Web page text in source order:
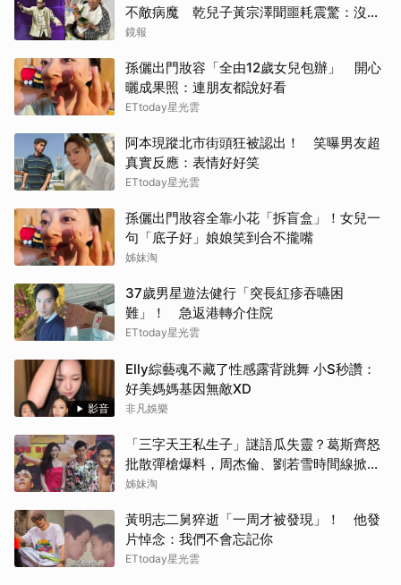
不敵病魔 乾兒子黃宗澤聞噩耗震驚：沒通
知我
鏡報
孫儷出門妝容「全由12歲女兒包辦」 開心
曬成果照：連朋友都說好看
ETtoday星光雲
阿本現蹤北市街頭狂被認出！ 笑曝男友超
真實反應：表情好好笑
ETtoday星光雲
孫儷出門妝容全靠小花「拆盲盒」！女兒一
句「底子好」娘娘笑到合不攏嘴
姊妹淘
37歲男星遊法健行「突長紅疹吞嚥困
難」！ 急返港轉介住院
ETtoday星光雲
影音
Elly綜藝魂不藏了性感露背跳舞 小S秒讚：
好美媽媽基因無敵XD
非凡娛樂
「三字天王私生子」謎語瓜失靈？葛斯齊怒
批散彈槍爆料，周杰倫、劉若雪時間線掀熱
議
姊妹淘
黃明志二舅猝逝「一周才被發現」！ 他發
片悼念：我們不會忘記你
ETtoday星光雲